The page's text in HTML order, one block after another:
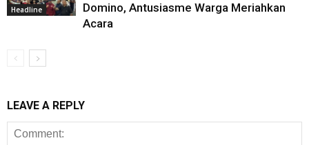
Headline
Domino, Antusiasme Warga Meriahkan
Acara
LEAVE A REPLY